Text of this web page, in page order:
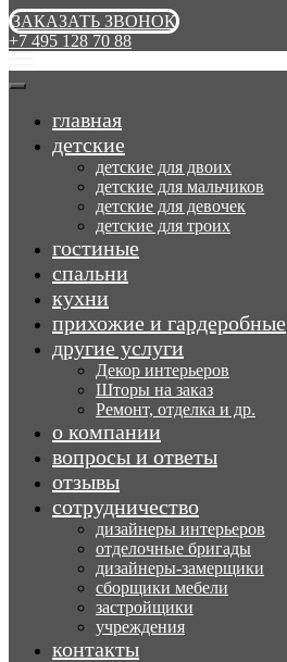
ЗАКАЗАТЬ ЗВОНОК
+7 495 128 70 88
главная
детские
детские для двоих
детские для мальчиков
детские для девочек
детские для троих
гостиные
спальни
кухни
прихожие и гардеробные
другие услуги
Декор интерьеров
Шторы на заказ
Ремонт, отделка и др.
о компании
вопросы и ответы
отзывы
сотрудничество
дизайнеры интерьеров
отделочные бригады
дизайнеры-замерщики
сборщики мебели
застройщики
учреждения
контакты